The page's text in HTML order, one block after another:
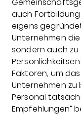
auch Fortbildung
eigens
Unternehmen
sondern auch zu
Faktoren, um
Unternehmen zu
Personal
Empfehlungen“